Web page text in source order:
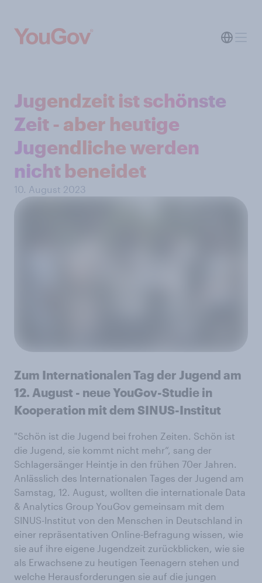
Jugendzeit ist schönste
Zeit - aber heutige
Jugendliche werden
nicht beneidet
10. August 2023
Zum Internationalen Tag der Jugend am
12. August - neue YouGov-Studie in
Kooperation mit dem SINUS-Institut
"Schön ist die Jugend bei frohen Zeiten. Schön ist
die Jugend, sie kommt nicht mehr“, sang der
Schlagersänger Heintje in den frühen 70er Jahren.
Anlässlich des Internationalen Tages der Jugend am
Samstag, 12. August, wollten die internationale Data
& Analytics Group YouGov gemeinsam mit dem
SINUS-Institut von den Menschen in Deutschland in
einer repräsentativen Online-Befragung wissen, wie
sie auf ihre eigene Jugendzeit zurückblicken, wie sie
als Erwachsene zu heutigen Teenagern stehen und
welche Herausforderungen sie auf die jungen